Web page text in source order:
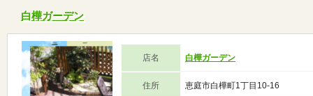
白樺ガーデン
店名 白樺ガーデン
住所 恵庭市白樺町1丁目10-16